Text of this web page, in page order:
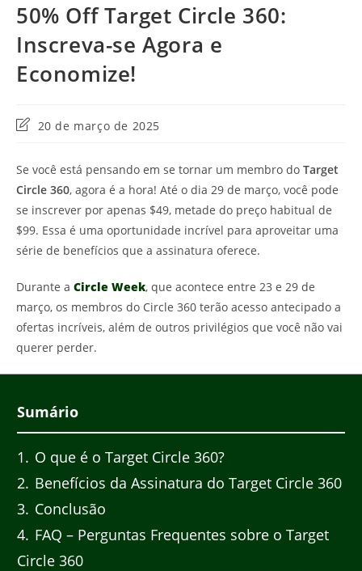
50% Off Target Circle 360:
Inscreva-se Agora e
Economize!
Última
post:
20 de março de 2025
Se você está pensando em se tornar um membro do Target
Circle 360, agora é a hora! Até o dia 29 de março, você pode
se inscrever por apenas $49, metade do preço habitual de
$99. Essa é uma oportunidade incrível para aproveitar uma
série de benefícios que a assinatura oferece.
Durante a Circle Week, que acontece entre 23 e 29 de
março, os membros do Circle 360 terão acesso antecipado a
ofertas incríveis, além de outros privilégios que você não vai
querer perder.
Sumário
1
O que é o Target Circle 360?
2 Benefícios da Assinatura do Target Circle 360
3 Conclusão
4 FAQ – Perguntas Frequentes sobre o Target
Circle 360